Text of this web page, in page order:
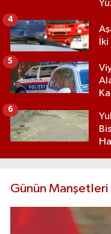
4
5
6
Günün Manşetleri